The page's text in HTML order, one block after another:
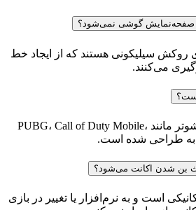
صفحه‌نمایش گوشی نمی‌شود؟
روکش سیلیکونی هستند که از ایجاد خط
می‌کنند.
این دسته برای بازی‌های شوتر مانند PUBG، Call of Duty Mobile،
بن شدن اکانت می‌شود؟
است و به نرم‌افزار یا تغییر در بازی